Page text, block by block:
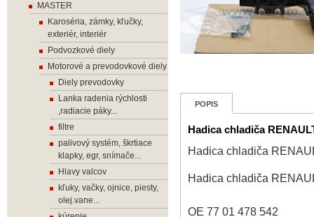
POPIS
Hadica chladiča
Hadica chladiča
Hadica chladiča
OE 77 01 478 542
MASTER
Karoséria, zámky, kľučky,
exteriér, interiér
Podvozkové diely
Motorové a prevodovkové diely
Diely prevodovky
Lanka radenia rýchlosti
,radiacie páky...
filtre
palivový systém, škrtiace
klapky, egr, snímače...
Hlavy valcov
kľuky, vačky, ojnice, piesty,
olej.vane...